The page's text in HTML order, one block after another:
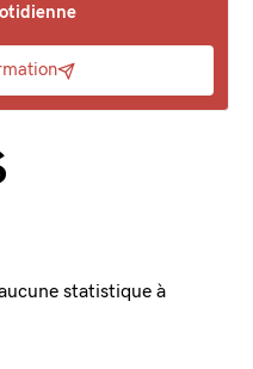
statistique à